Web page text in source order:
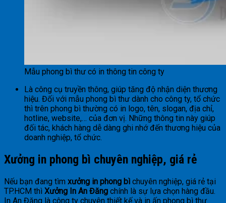
Mẫu phong bì thư có in thông tin công ty
Là công cụ truyền thông, giúp tăng độ nhận diện thương
hiệu. Đối với mẫu phong bì thư dành cho công ty, tổ chức
thì trên phong bì thường có in logo, tên, slogan, địa chỉ,
hotline, website,… của đơn vị. Những thông tin này giúp
đối tác, khách hàng dễ dàng ghi nhớ đến thương hiệu của
doanh nghiệp, tổ chức.
Xưởng in phong bì chuyên nghiệp, giá rẻ
Nếu bạn đang tìm xưởng in phong bì chuyên nghiệp, giá rẻ tại
TP.HCM thì Xưởng In An Đăng chính là sự lựa chọn hàng đầu.
In An Đăng là công ty chuyên thiết kế và in ấn phong bì thư